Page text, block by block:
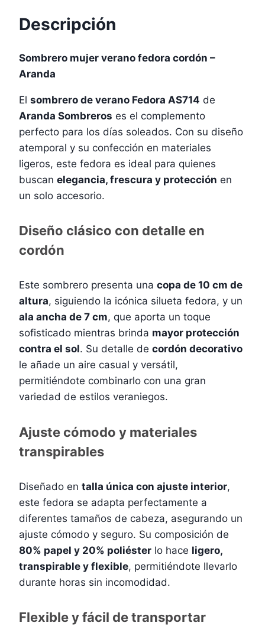
Descripción
Sombrero mujer verano fedora cordón –
Aranda
El sombrero de verano Fedora AS714 de
Aranda Sombreros es el complemento
perfecto para los días soleados. Con su diseño
atemporal y su confección en materiales
ligeros, este fedora es ideal para quienes
buscan elegancia, frescura y protección en
un solo accesorio.
Diseño clásico con detalle en
cordón
Este sombrero presenta una copa de 10 cm de
altura, siguiendo la icónica silueta fedora, y un
ala ancha de 7 cm, que aporta un toque
sofisticado mientras brinda mayor protección
contra el sol. Su detalle de cordón decorativo
le añade un aire casual y versátil,
permitiéndote combinarlo con una gran
variedad de estilos veraniegos.
Ajuste cómodo y materiales
transpirables
Diseñado en talla única con ajuste interior,
este fedora se adapta perfectamente a
diferentes tamaños de cabeza, asegurando un
ajuste cómodo y seguro. Su composición de
80% papel y 20% poliéster lo hace ligero,
transpirable y flexible, permitiéndote llevarlo
durante horas sin incomodidad.
Flexible y fácil de transportar